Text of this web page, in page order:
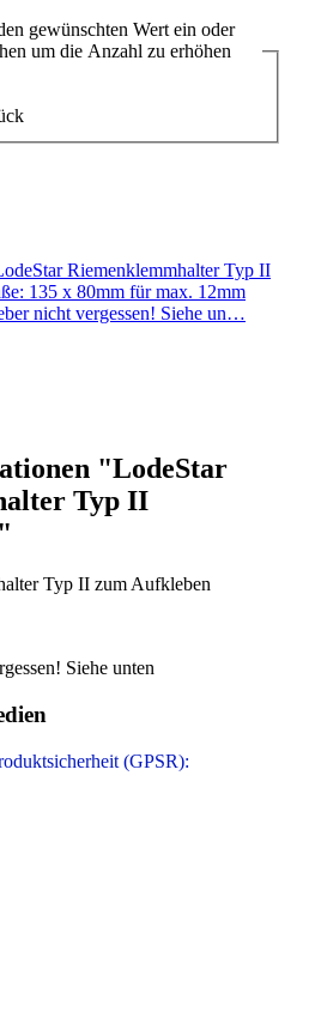
gewünschten Wert ein oder
um die Anzahl zu erhöhen
Riemenklemmhalter Typ II
135 x 80mm für max. 12mm
nicht vergessen! Siehe un…
"LodeStar
Typ II
Typ II zum Aufkleben
Siehe unten
(GPSR):